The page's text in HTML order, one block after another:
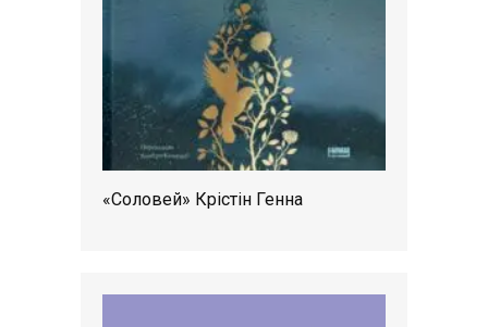
«Соловей» Крістін Генна